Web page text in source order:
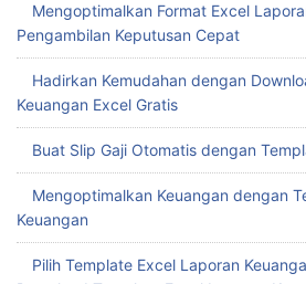
Mengoptimalkan Format Excel
Pengambilan Keputusan Cepat
Hadirkan Kemudahan dengan
Keuangan Excel Gratis
Buat Slip Gaji Otomatis dengan
Mengoptimalkan Keuangan dengan
Keuangan
Pilih Template Excel Laporan